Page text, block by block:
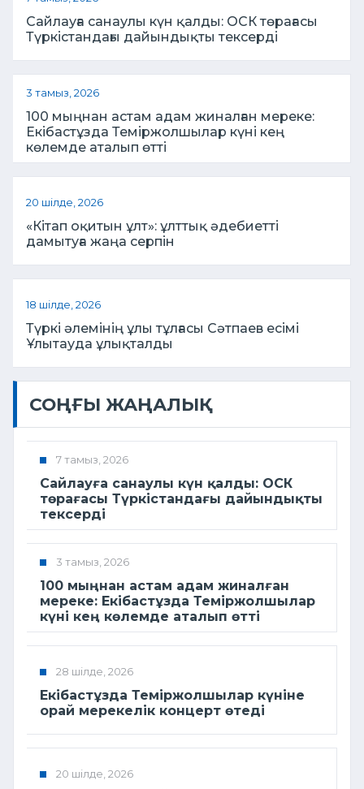
Сайлауға санаулы күн қалды: ОСК төрағасы
Түркістандағы дайындықты тексерді
3 тамыз, 2026
100 мыңнан астам адам жиналған мереке:
Екібастұзда Теміржолшылар күні кең
көлемде аталып өтті
20 шілде, 2026
«Кітап оқитын ұлт»: ұлттық әдебиетті
дамытуға жаңа серпін
18 шілде, 2026
Түркі әлемінің ұлы тұлғасы Сәтпаев есімі
Ұлытауда ұлықталды
СОҢҒЫ ЖАҢАЛЫҚ
7 тамыз, 2026
Сайлауға санаулы күн қалды: ОСК
төрағасы Түркістандағы дайындықты
тексерді
3 тамыз, 2026
100 мыңнан астам адам жиналған
мереке: Екібастұзда Теміржолшылар
күні кең көлемде аталып өтті
28 шілде, 2026
Екібастұзда Теміржолшылар күніне
орай мерекелік концерт өтеді
20 шілде, 2026